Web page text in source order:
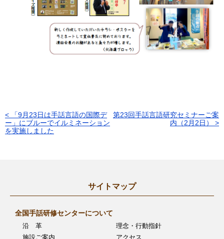
投
稿
< 「9月23日は手話言語の国際デ
ー」にブルーでイルミネーション
を実施しました
第23回手話言語研究セミナーご案
内（2月2日） >
サイトマップ
全国手話研修センターについて
沿 革
理念・行動指針
施設ご案内
アクセス